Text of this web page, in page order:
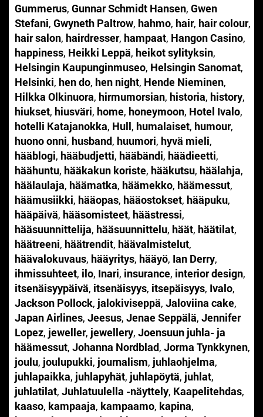
Gummerus, Gunnar Schmidt Hansen, Gwen
Stefani, Gwyneth Paltrow, hahmo, hair, hair colour,
hair salon, hairdresser, hampaat, Hangon Casino,
happiness, Heikki Leppä, heikot sylityksin,
Helsingin Kaupunginmuseo, Helsingin Sanomat,
Helsinki, hen do, hen night, Hende Nieminen,
Hilkka Olkinuora, hirmumorsian, historia, history,
hiukset, hiusväri, home, honeymoon, Hotel Ivalo,
hotelli Katajanokka, Hull, humalaiset, humour,
huono onni, husband, huumori, hyvä mieli,
hääblogi, hääbudjetti, hääbändi, häädieetti,
häähuntu, hääkakun koriste, hääkutsu, häälahja,
häälaulaja, häämatka, häämekko, häämessut,
häämusiikki, hääopas, hääostokset, hääpuku,
hääpäivä, hääsomisteet, häästressi,
hääsuunnittelija, hääsuunnittelu, häät, häätilat,
häätreeni, häätrendit, häävalmistelut,
häävalokuvaus, hääyritys, hääyö, Ian Derry,
ihmissuhteet, ilo, Inari, insurance, interior design,
itsenäisyypäivä, itsenäisyys, itsepäisyys, Ivalo,
Jackson Pollock, jalokiviseppä, Jaloviina cake,
Japan Airlines, Jeesus, Jenae Seppälä, Jennifer
Lopez, jeweller, jewellery, Joensuun juhla- ja
häämessut, Johanna Nordblad, Jorma Tynkkynen,
joulu, joulupukki, journalism, juhlaohjelma,
juhlapaikka, juhlapyhät, juhlapöytä, juhlat,
juhlatilat, Juhlatuulella -näyttely, Kaapelitehdas,
kaaso, kampaaja, kampaamo, kapina,